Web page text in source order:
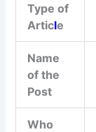
Type of
Article
Name
of the
Post
Who